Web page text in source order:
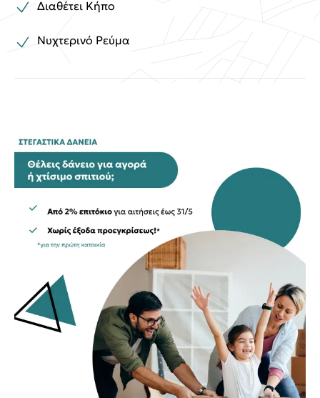
Διαθέτει Κήπο
Νυχτερινό Ρεύμα